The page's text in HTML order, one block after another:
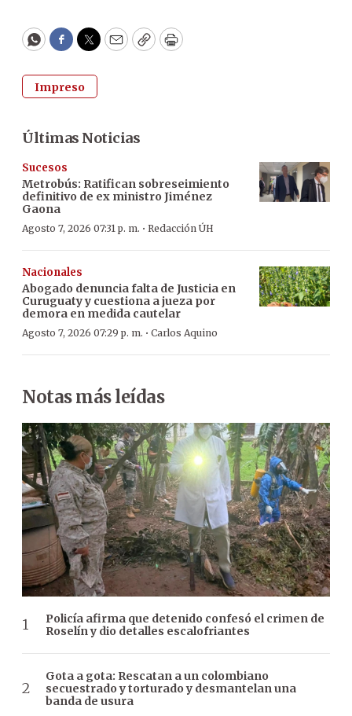
WhatsApp
Facebook
Twitter
EmailCopyPrint
Impreso
Últimas Noticias
Sucesos
Metrobús: Ratifican sobreseimiento
definitivo de ex ministro Jiménez
Gaona
Agosto 7, 2026 07:31 p. m. · Redacción ÚH
Nacionales
Abogado denuncia falta de Justicia en
Curuguaty y cuestiona a jueza por
demora en medida cautelar
Agosto 7, 2026 07:29 p. m. · Carlos Aquino
Notas más leídas
Policía afirma que detenido confesó el crimen de
Roselín y dio detalles escalofriantes
Gota a gota: Rescatan a un colombiano
secuestrado y torturado y desmantelan una
banda de usura